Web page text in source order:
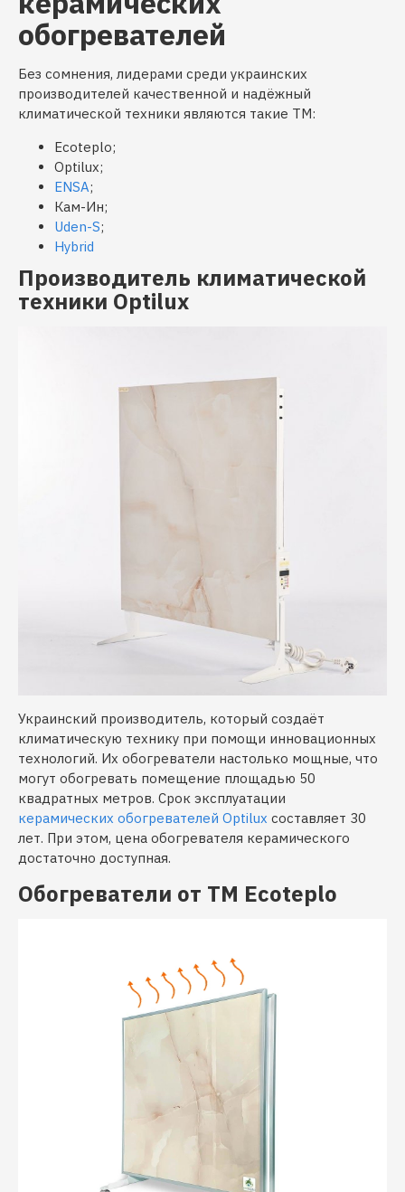
обогревателей
Без сомнения, лидерами среди украинских
производителей качественной и надёжный
климатической техники являются такие ТМ:
Ecoteplo;
Optilux;
ENSA;
Кам-Ин;
Uden-S;
Hybrid
Производитель климатической
техники Optilux
Украинский производитель, который создаёт
климатическую технику при помощи инновационных
технологий. Их обогреватели настолько мощные, что
могут обогревать помещение площадью 50
квадратных метров. Срок эксплуатации
керамических обогревателей Optilux составляет 30
лет. При этом, цена обогревателя керамического
достаточно доступная.
Обогреватели от ТМ Ecoteplo